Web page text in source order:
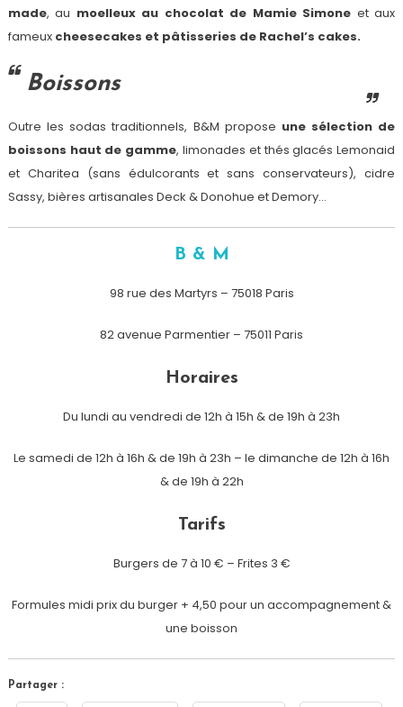
made, au moelleux au chocolat de Mamie Simone et aux
fameux cheesecakes et pâtisseries de Rachel’s cakes.
Boissons
Outre les sodas traditionnels, B&M propose une sélection de
boissons haut de gamme, limonades et thés glacés Lemonaid
et Charitea (sans édulcorants et sans conservateurs), cidre
Sassy, bières artisanales Deck & Donohue et Demory…
B & M
98 rue des Martyrs – 75018 Paris
82 avenue Parmentier – 75011 Paris
Horaires
Du lundi au vendredi de 12h à 15h & de 19h à 23h
Le samedi de 12h à 16h & de 19h à 23h – le dimanche de 12h à 16h
& de 19h à 22h
Tarifs
Burgers de 7 à 10 € – Frites 3 €
Formules midi prix du burger + 4,50 pour un accompagnement &
une boisson
Partager :